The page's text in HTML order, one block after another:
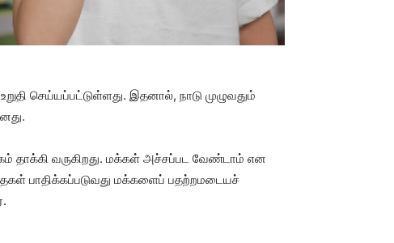
செய்யப்பட்டுள்ளது. இதனால், நாடு முழுவதும்
வருகிறது. மக்கள் அச்சப்பட வேண்டாம் என
பாதிக்கப்படுவது மக்களைப் பதற்றமடையச்